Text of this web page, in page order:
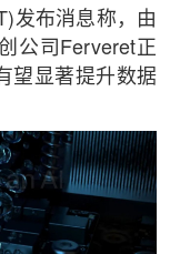
发布消息称，由
公司Ferveret正
望显著提升数据